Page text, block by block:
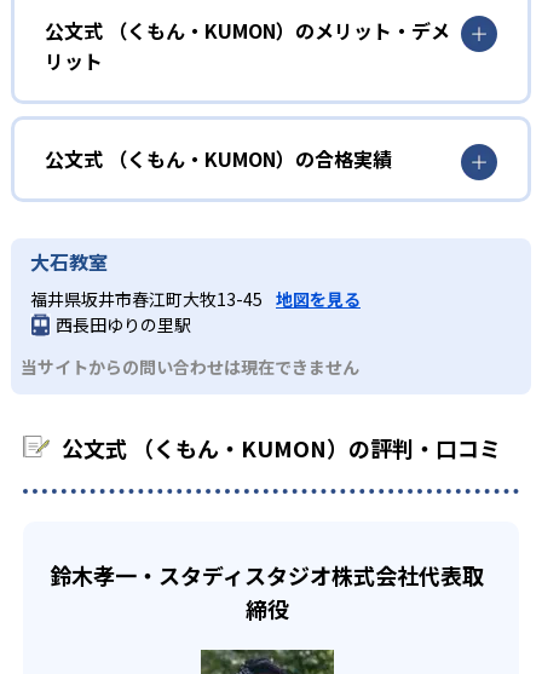
しさを経験できる。
KUMONの教材は、簡単な問題から高度な問題へと、スモー
ルステップで進んでいけるよう工夫されている。このスタ
イルは子どもの学習意欲をかき立てるため、教えてもらう
という受け身の姿勢ではなく、自ら進んで学ぶ姿勢を身に
つけられるだろう。
また、自学学習スタイルで学ぶ子どもたちは、自らの学習
課題に気がつくようになる。学年を超えた範囲も学習でき
るため、早い時期から高校教材に進む生徒もいる。
03 フレキシブルな受講スタイル
でも週2回受講できる。そのため、部活や他の習い事で忙し
らのオンライン受講と通室を組み合わせることも可能だ。
小学校に入る準備をしたい幼児向け
KUMONでは細かいステップに分かれた教材で、わかる楽し
さを経験しながら無理なく力を高めていける。
性格や学習への取り組み姿勢に合わせて内容も調整するた
め、小学校に入ってもつまずきにくい学力を身につけられ
るだろう。
中学に向けて苦手教科を克服したい子ども向け
KUMONでは経験豊富な先生が、子どものやる気を引き出せ
るよう適切なヒントを与えたり、声かけをしたりしてい
少しずつ苦手意識を克服できるだろう。
部活や習い事と両立したい生徒向け
KUMONでは、一人ひとりの学習状況やスケジュールに合わ
宿題の量や進め方に関しては、いつでも気軽に相談可能
だ。
公文式 （くもん・KUMON）のメリット・デメ
リット
どんなメリットがある？
KUMONでは自学自習スタイルで勉強するため、集中力や目
標に向かって頑張りやり抜く力を育むことができる。ま
た、年齢や学年にとらわれずに自分の学力に相応したレベ
ルから学習できるため、難しすぎてやる気を損ねたり、簡
単すぎて退屈することもない。
どんなデメリットがある？
KUMONでは、中高生のクラスでも数学・英語・国語の3教
科に限られるため、その他の教科に関しては他塾を検討す
る必要があるだろう。
公文式 （くもん・KUMON）の合格実績
KUMONは、公式サイトでは合格実績は公開していない。志
望校への実績があるかどうかは、通う予定の教室に問い合
わせたい。
大石教室
福井県坂井市春江町大牧13-45 地図を見る
西長田ゆりの里駅
当サイトからの問い合わせは現在できません
公文式 （くもん・KUMON）の評判・口コミ
鈴木孝一・スタディスタジオ株式会社代表取
締役